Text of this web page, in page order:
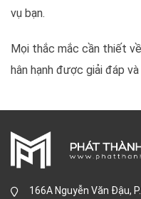
vụ bạn.
Mọi thắc mắc cần thiết
hân hạnh được giải đáp
166A Nguyễn Văn Đậu,